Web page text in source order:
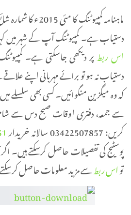
ماہنامہ کمپیوٹنگ
دستیاب ہے۔ کمپیوٹنگ آپ کے شہر
اس ربطپر دیکھی جاسکتی ہے۔
دستیاب نہ ہو تو برائے مہربانی اپنے
کہ وہ میگزین منگوائیں۔ کسی بھی سلسلے
سے جمعہ، دفتری اوقات صبح دس سے
کریں: 03422507857 سالانہ خریدار
پوسٹیج کی تفصیلات حاصل کرسکتے ہیں۔
تواس ربطسے مزید معلومات حاصل